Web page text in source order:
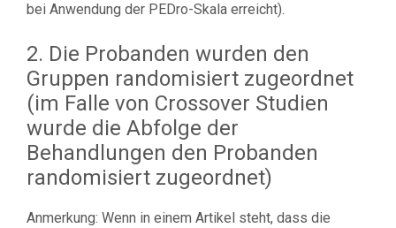
bei Anwendung der PEDro-Skala erreicht).
2. Die Probanden wurden den
Gruppen randomisiert zugeordnet
(im Falle von Crossover Studien
wurde die Abfolge der
Behandlungen den Probanden
randomisiert zugeordnet)
Anmerkung: Wenn in einem Artikel steht, dass die